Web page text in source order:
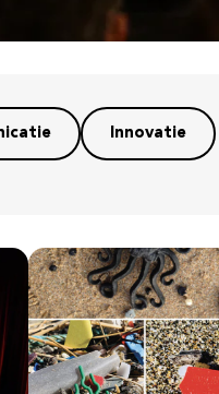
Innovatie